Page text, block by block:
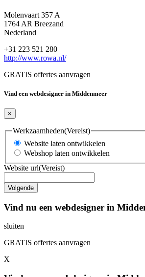
Molenvaart 357 A
1764 AR Breezand
Nederland
+31 223 521 280
http://www.rowa.nl/
GRATIS offertes aanvragen
Vind een webdesigner in Middenmeer
×
Werkzaamheden(Vereist)
Website laten ontwikkelen
Webshop laten ontwikkelen
Website url(Vereist)
Vind nu een webdesigner in
sluiten
GRATIS offertes aanvragen
X